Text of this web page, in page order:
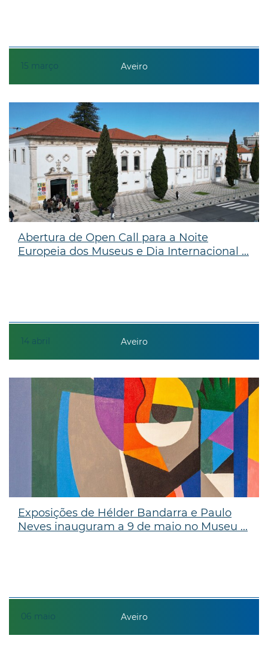
15 março Aveiro
14 abril
Abertura de Open Call para a Noite
Europeia dos Museus e Dia Internacional ...
Aveiro
06 maio
Exposições de Hélder Bandarra e Paulo
Neves inauguram a 9 de maio no Museu ...
Aveiro